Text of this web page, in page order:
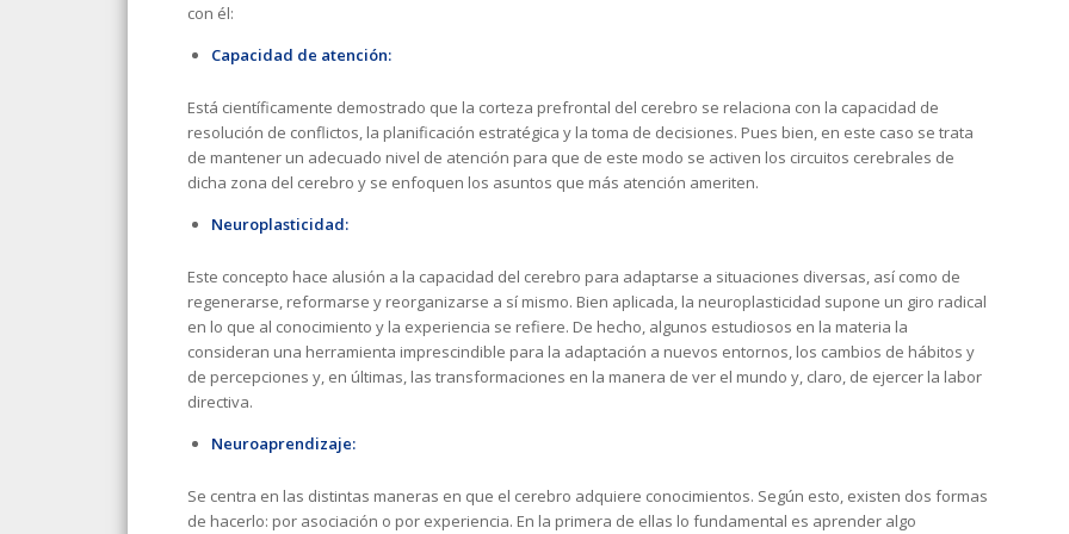
con él:
Capacidad de atención:
Está científicamente demostrado que la corteza prefrontal del cerebro se relaciona con la capacidad de
resolución de conflictos, la planificación estratégica y la toma de decisiones. Pues bien, en este caso se trata
de mantener un adecuado nivel de atención para que de este modo se activen los circuitos cerebrales de
dicha zona del cerebro y se enfoquen los asuntos que más atención ameriten.
Neuroplasticidad:
Este concepto hace alusión a la capacidad del cerebro para adaptarse a situaciones diversas, así como de
regenerarse, reformarse y reorganizarse a sí mismo. Bien aplicada, la neuroplasticidad supone un giro radical
en lo que al conocimiento y la experiencia se refiere. De hecho, algunos estudiosos en la materia la
consideran una herramienta imprescindible para la adaptación a nuevos entornos, los cambios de hábitos y
de percepciones y, en últimas, las transformaciones en la manera de ver el mundo y, claro, de ejercer la labor
directiva.
Neuroaprendizaje:
Se centra en las distintas maneras en que el cerebro adquiere conocimientos. Según esto, existen dos formas
de hacerlo: por asociación o por experiencia. En la primera de ellas lo fundamental es aprender algo